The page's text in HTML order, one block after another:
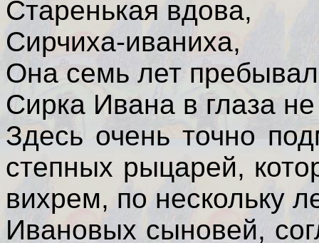
Старенькая вдова,
Сирчиха-иваниха,
Она семь лет
Сирка Ивана в глаза
Здесь очень точно
степных рыцарей,
вихрем, по нескольку
Ивановых сыновей,